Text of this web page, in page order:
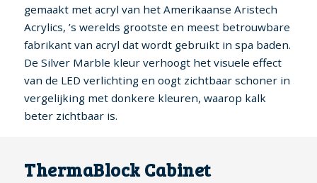
gemaakt met acryl van het Amerikaanse Aristech
Acrylics, ’s werelds grootste en meest betrouwbare
fabrikant van acryl dat wordt gebruikt in spa baden.
De Silver Marble kleur verhoogt het visuele effect
van de LED verlichting en oogt zichtbaar schoner in
vergelijking met donkere kleuren, waarop kalk
beter zichtbaar is.
ThermaBlock Cabinet